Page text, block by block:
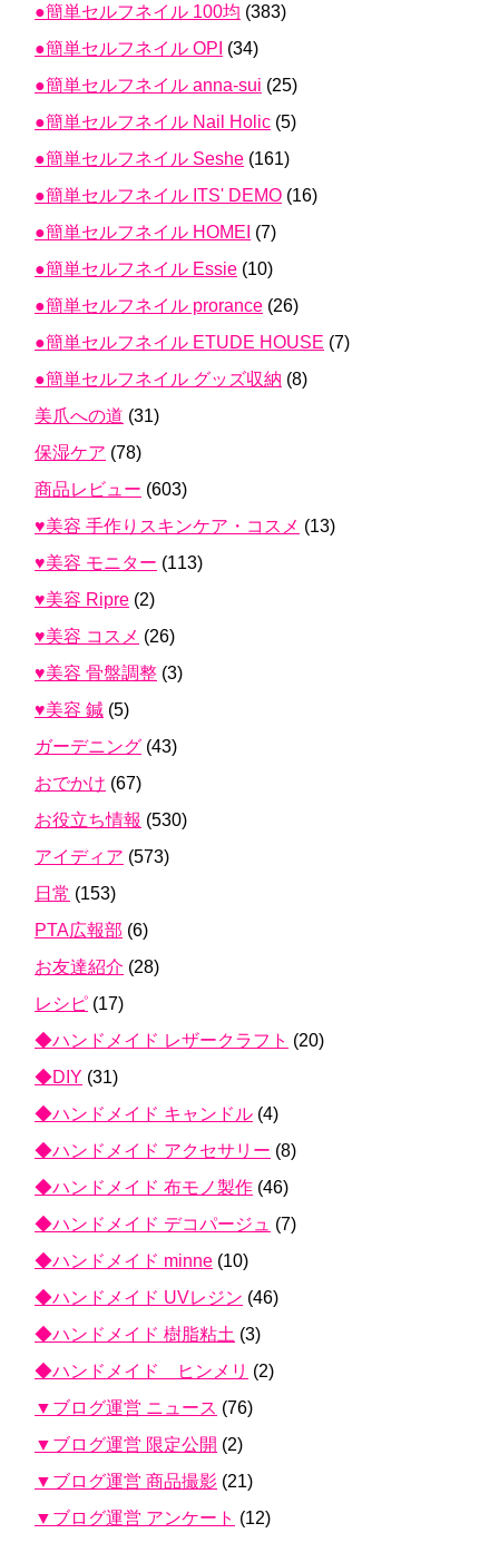
●簡単セルフネイル 100均 (383)
●簡単セルフネイル OPI (34)
●簡単セルフネイル anna-sui (25)
●簡単セルフネイル Nail Holic (5)
●簡単セルフネイル Seshe (161)
●簡単セルフネイル ITS' DEMO (16)
●簡単セルフネイル HOMEI (7)
●簡単セルフネイル Essie (10)
●簡単セルフネイル prorance (26)
●簡単セルフネイル ETUDE HOUSE (7)
●簡単セルフネイル グッズ収納 (8)
美爪への道 (31)
保湿ケア (78)
商品レビュー (603)
♥美容 手作りスキンケア・コスメ (13)
♥美容 モニター (113)
♥美容 Ripre (2)
♥美容 コスメ (26)
♥美容 骨盤調整 (3)
♥美容 鍼 (5)
ガーデニング (43)
おでかけ (67)
お役立ち情報 (530)
アイディア (573)
日常 (153)
PTA広報部 (6)
お友達紹介 (28)
レシピ (17)
◆ハンドメイド レザークラフト (20)
◆DIY (31)
◆ハンドメイド キャンドル (4)
◆ハンドメイド アクセサリー (8)
◆ハンドメイド 布モノ製作 (46)
◆ハンドメイド デコパージュ (7)
◆ハンドメイド minne (10)
◆ハンドメイド UVレジン (46)
◆ハンドメイド 樹脂粘土 (3)
◆ハンドメイド ヒンメリ (2)
▼ブログ運営 ニュース (76)
▼ブログ運営 限定公開 (2)
▼ブログ運営 商品撮影 (21)
▼ブログ運営 アンケート (12)